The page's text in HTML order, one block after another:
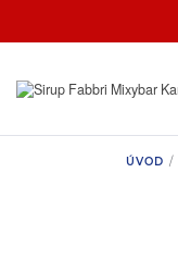
ÚVOD /